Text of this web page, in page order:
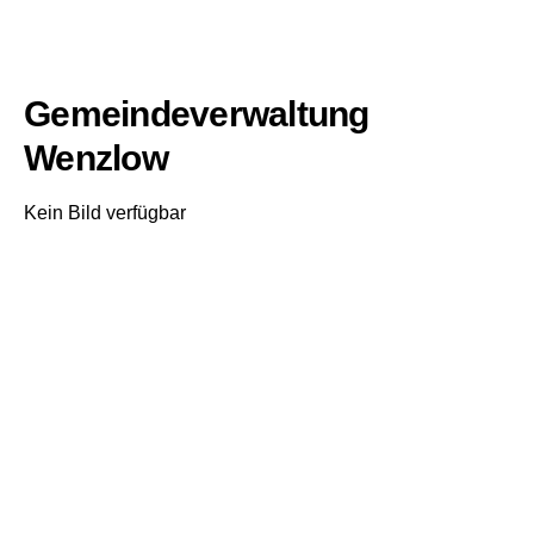
Gemeindeverwaltung
Wenzlow
Kein Bild verfügbar